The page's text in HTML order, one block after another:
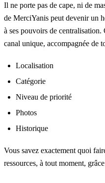
Il ne porte pas de cape, ni de
de MerciYanis peut devenir un
à ses pouvoirs de
canal unique, accompagnée de
Localisation
Catégorie
Niveau de priorité
Photos
Historique
Vous savez exactement quoi
ressources, à tout moment,